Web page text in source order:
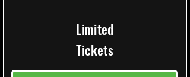
Limited
Tickets